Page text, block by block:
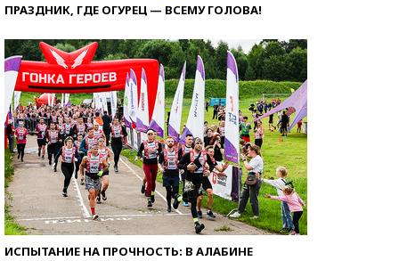
ПРАЗДНИК, ГДЕ ОГУРЕЦ — ВСЕМУ ГОЛОВА!
ИСПЫТАНИЕ НА ПРОЧНОСТЬ: В АЛАБИНЕ